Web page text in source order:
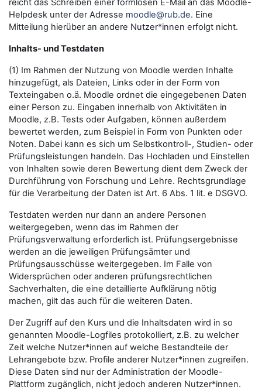
reicht das Schreiben einer formlosen E-Mail an das Moodle-
Helpdesk unter der Adresse moodle@rub.de. Eine
Mitteilung hierüber an andere Nutzer*innen erfolgt nicht.
Inhalts- und Testdaten
(1) Im Rahmen der Nutzung von Moodle werden Inhalte
hinzugefügt, als Dateien, Links oder in der Form von
Texteingaben o.ä. Moodle ordnet die eingegebenen Daten
einer Person zu. Eingaben innerhalb von Aktivitäten in
Moodle, z.B. Tests oder Aufgaben, können außerdem
bewertet werden, zum Beispiel in Form von Punkten oder
Noten. Dabei kann es sich um Selbstkontroll-, Studien- oder
Prüfungsleistungen handeln. Das Hochladen und Einstellen
von Inhalten sowie deren Bewertung dient dem Zweck der
Durchführung von Forschung und Lehre. Rechtsgrundlage
für die Verarbeitung der Daten ist Art. 6 Abs. 1 lit. e DSGVO.
Testdaten werden nur dann an andere Personen
weitergegeben, wenn das im Rahmen der
Prüfungsverwaltung erforderlich ist. Prüfungsergebnisse
werden an die jeweiligen Prüfungsämter und
Prüfungsausschüsse weitergegeben. Im Falle von
Widersprüchen oder anderen prüfungsrechtlichen
Sachverhalten, die eine detaillierte Aufklärung nötig
machen, gilt das auch für die weiteren Daten.
Der Zugriff auf den Kurs und die Inhaltsdaten wird in so
genannten Moodle-Logfiles protokolliert, z.B. zu welcher
Zeit welche Nutzer*innen auf welche Bestandteile der
Lehrangebote bzw. Profile anderer Nutzer*innen zugreifen.
Diese Daten sind nur der Administration der Moodle-
Plattform zugänglich, nicht jedoch anderen Nutzer*innen.